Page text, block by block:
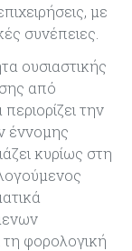
με
συνέπειες.
ουσιαστικής
από
την
έννομης
κυρίως στη
φορολογική